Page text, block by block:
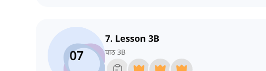
07
7. Lesson 3B
पाठ 3B